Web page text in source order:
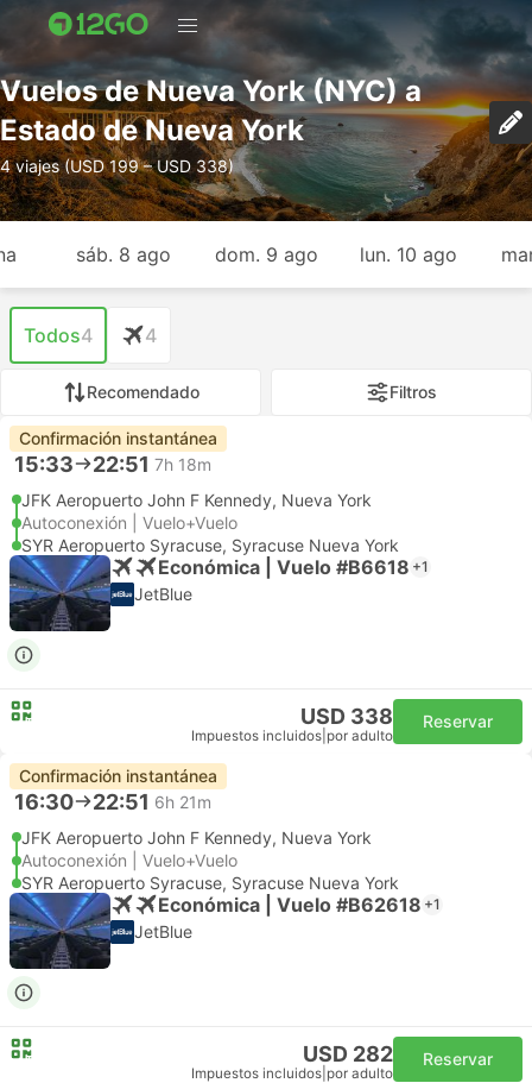
Vuelos de Nueva York (NYC) a
Estado de Nueva York
4 viajes (USD 199 – USD 338)
sáb. 8 ago dom. 9 ago lun. 10 ago
Todos4 4
Recomendado Filtros
Confirmación instantánea
15:33 22:51 7h 18m
JFK Aeropuerto John F Kennedy, Nueva York
Autoconexión | Vuelo+Vuelo
SYR Aeropuerto Syracuse, Syracuse Nueva York
Económica | Vuelo #B6618 +1
JetBlue
USD 338
Impuestos incluidos por adulto
Reservar
Confirmación instantánea
16:30 22:51 6h 21m
JFK Aeropuerto John F Kennedy, Nueva York
Autoconexión | Vuelo+Vuelo
SYR Aeropuerto Syracuse, Syracuse Nueva York
Económica | Vuelo #B62618 +1
JetBlue
USD 282
Impuestos incluidos por adulto
Reservar